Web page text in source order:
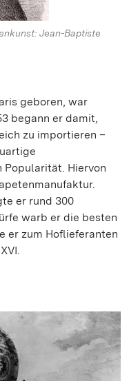
Jean-Baptiste
geboren, war
begann er damit,
zu importieren –
Popularität. Hiervon
er rund 300
warb er die besten
er zum Hoflieferanten